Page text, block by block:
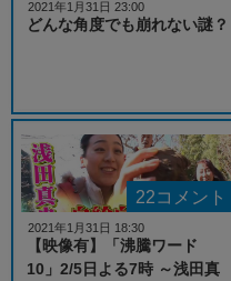
どんな角度でも崩れない謎？
2021年1月31日 23:00
22コメント
【映像有】「沸騰ワード
10」2/5日よる7時 ～浅田真
2021年1月31日 18:30